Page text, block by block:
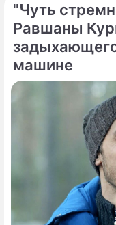
"Чуть
Равшаны
машине